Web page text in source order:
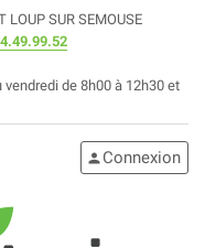
SUR SEMOUSE
de 8h00 à 12h30 et
person Connexion